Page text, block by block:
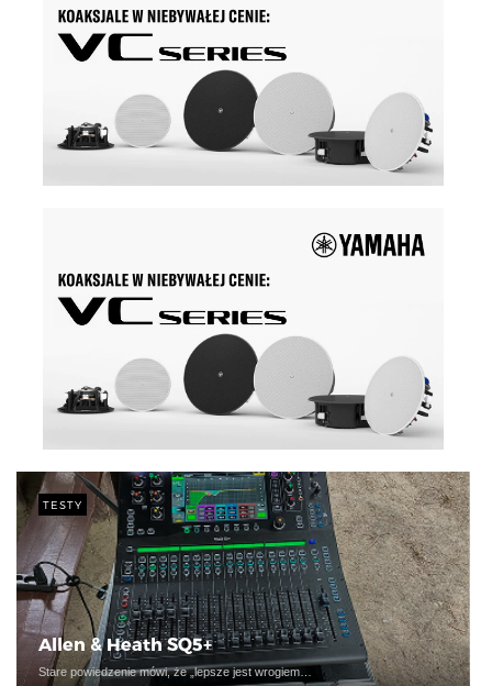
TESTY
Allen & Heath SQ5+
Stare powiedzenie mówi, że „lepsze jest wrogiem…